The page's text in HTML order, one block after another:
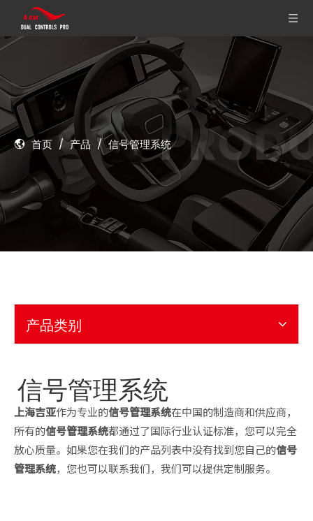
首页 / 产品 / 信号管理系统
产品类别
信号管理系统
上海吉亚作为专业的信号管理系统在中国的制造商和供应商，
所有的信号管理系统都通过了国际行业认证标准，您可以完全
放心质量。如果您在我们的产品列表中没有找到您自己的信号
管理系统，您也可以联系我们，我们可以提供定制服务。